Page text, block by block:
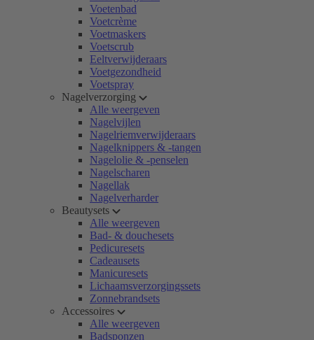
Voetenbad
Voetcrème
Voetmaskers
Voetscrub
Eeltverwijderaars
Voetgezondheid
Voetspray
Nagelverzorging
Alle weergeven
Nagelvijlen
Nagelriemverwijderaars
Nagelknippers & -tangen
Nagelolie & -penselen
Nagelscharen
Nagellak
Nagelverharder
Beautysets
Alle weergeven
Bad- & douchesets
Pedicuresets
Cadeausets
Manicuresets
Lichaamsverzorgingssets
Zonnebrandsets
Accessoires
Alle weergeven
Badsponzen